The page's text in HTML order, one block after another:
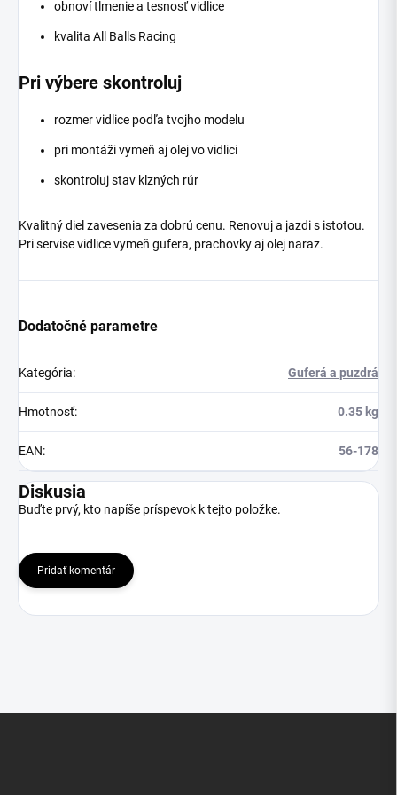
obnoví tlmenie a tesnosť vidlice
kvalita All Balls Racing
Pri výbere skontroluj
rozmer vidlice podľa tvojho modelu
pri montáži vymeň aj olej vo vidlici
skontroluj stav klzných rúr
Kvalitný diel zavesenia za dobrú cenu. Renovuj a jazdi s istotou.
Pri servise vidlice vymeň gufera, prachovky aj olej naraz.
Dodatočné parametre
Kategória: Guferá a puzdrá
Hmotnosť: 0.35 kg
EAN: 56-178
Diskusia
Buďte prvý, kto napíše príspevok k tejto položke.
Pridať komentár